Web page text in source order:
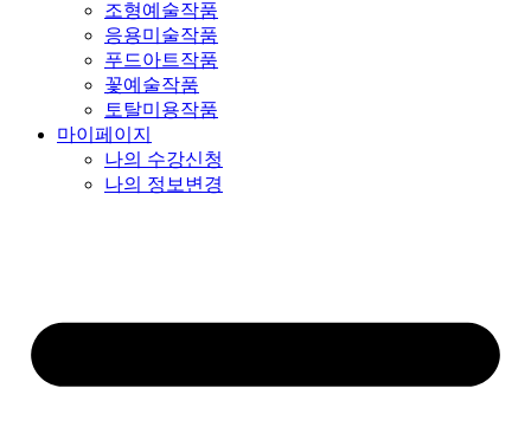
조형예술작품
응용미술작품
푸드아트작품
꽃예술작품
토탈미용작품
마이페이지
나의 수강신청
나의 정보변경